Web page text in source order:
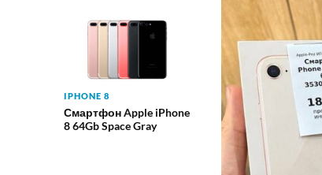
IPHONE 8
Смартфон Apple iPhone
8 64Gb Space Gray